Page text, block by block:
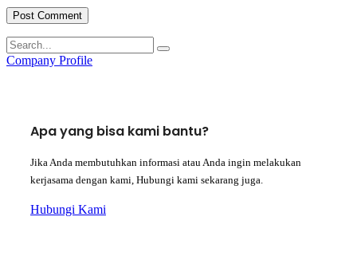
Company Profile
Apa yang bisa kami bantu?
Jika Anda membutuhkan informasi atau Anda ingin melakukan
kerjasama dengan kami, Hubungi kami sekarang juga.
Hubungi Kami